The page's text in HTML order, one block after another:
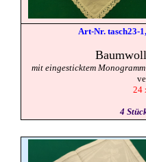
Art-Nr. tasch23-
Baumwoll
mit eingesticktem
24
4